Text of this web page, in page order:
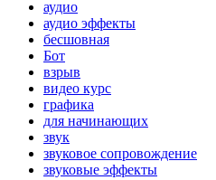
аудио
аудио эффекты
бесшовная
Бот
взрыв
видео курс
графика
для начинающих
звук
звуковое сопровождение
звуковые эффекты